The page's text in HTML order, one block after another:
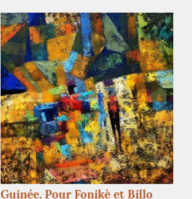
Guinée. Pour Fonikè et Billo